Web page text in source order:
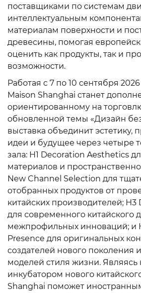
поставщиками по системам
интеллектуальным
материалам поверхности и
древесины, помогая
оценить как продукты, так и
возможности.
Работая с 7 по 10 сентября
Maison Shanghai станет
ориентированному на
обновленной темы «Дизайн
выставка объединит эстетику,
идеи и будущее через четыре
зала: H1 Decoration Aesthetics
материалов и
New Channel Selection для
отобранных продуктов от
китайских производителей;
для современного китайского
межпрофильных инноваций; и
Presence для оригинальных
создателей нового поколения
моделей стиля жизни.
инкубатором нового
Shanghai поможет